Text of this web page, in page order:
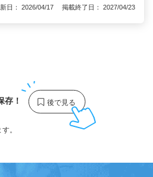
日： 2026/04/17 掲載終了日： 2027/04/23
存！
。